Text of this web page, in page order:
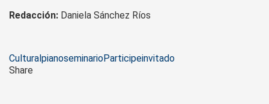
Redacción: Daniela Sánchez Ríos
Tags
CulturalpianoseminarioParticipeinvitado
Share